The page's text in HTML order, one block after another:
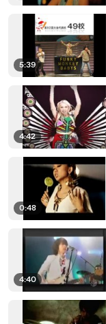
5:39
4:42
0:48
4:40